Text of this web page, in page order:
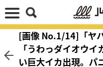
[画像 No.1/14]「ヤ
「うわっダイオウ
い巨大イカ出現。パ